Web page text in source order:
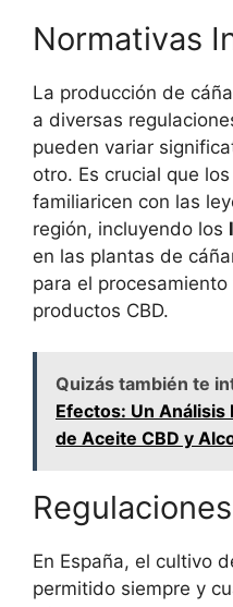
Normativas
La producción de
a diversas
pueden variar
otro. Es crucial que
familiaricen con las
región, incluyendo los
en las plantas de
para el
productos CBD.
Quizás también te
Efectos: Un
de Aceite CBD y
En España, el cultivo
permitido siempre y